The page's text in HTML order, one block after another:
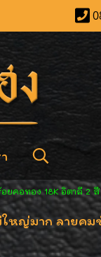
ยคอทอง 18K อิตาลี 2
ใหญ่มาก ลายค